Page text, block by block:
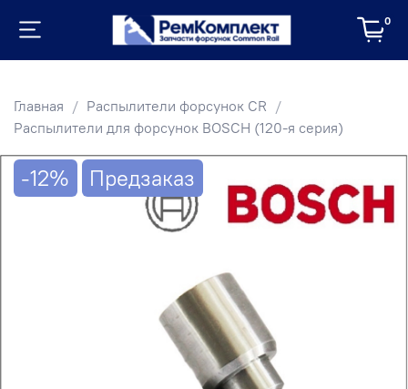
0
Главная
Распылители форсунок CR
Распылители для форсунок BOSCH (120-я серия)
-12% Предзаказ